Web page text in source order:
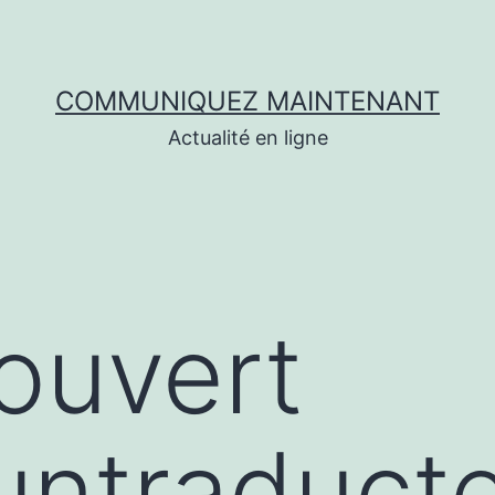
COMMUNIQUEZ MAINTENANT
Actualité en ligne